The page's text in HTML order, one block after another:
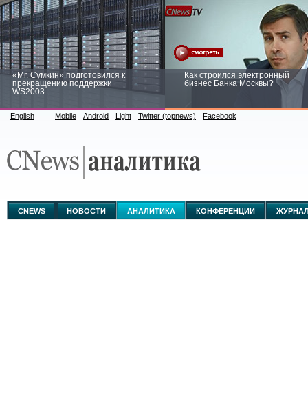
«Mr. Сумкин» подготовился к
прекращению поддержки
WS2003
Как строился электронный
бизнес Банка Москвы?
аналитике
English Mobile Android Light Twitter (topnews) Facebook
CNEWS НОВОСТИ АНАЛИТИКА КОНФЕРЕНЦИИ